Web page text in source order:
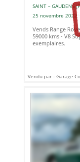
SAINT – GAUDENS
25 novembre 2022
Vends Range
59000 kms - V8
exemplaires.
Vendu par : Garage